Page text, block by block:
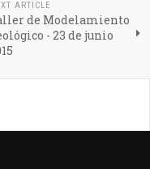
ARTICLE
de Modelamiento
- 23 de junio